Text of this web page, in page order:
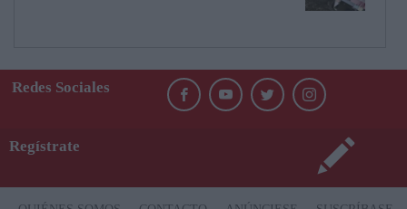
Redes Sociales
Regístrate